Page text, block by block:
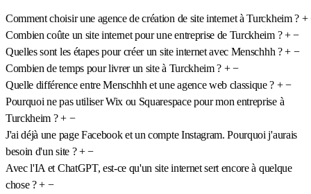
Comment choisir une agence de création de site internet à Turckheim ? +
Combien coûte un site internet pour une entreprise de Turckheim ? + −
Quelles sont les étapes pour créer un site internet avec Menschhh ? + −
Combien de temps pour livrer un site à Turckheim ? + −
Quelle différence entre Menschhh et une agence web classique ? + −
Pourquoi ne pas utiliser Wix ou Squarespace pour mon entreprise à
Turckheim ? + −
J'ai déjà une page Facebook et un compte Instagram. Pourquoi j'aurais
besoin d'un site ? + −
Avec l'IA et ChatGPT, est-ce qu'un site internet sert encore à quelque
chose ? + −